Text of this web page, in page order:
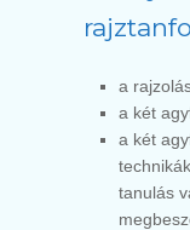
a
a két
a két
tanulás